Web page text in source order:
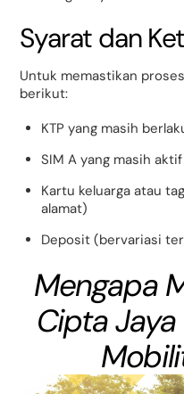
Syarat dan
Untuk memastikan
berikut:
KTP yang masih
SIM A yang masih aktif
Kartu keluarga atau
alamat)
Deposit (bervariasi
Mengapa
Cipta